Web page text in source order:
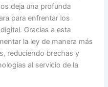
deja una profunda
para enfrentar los
Gracias a esta
la ley de manera más
reduciendo brechas y
al servicio de la